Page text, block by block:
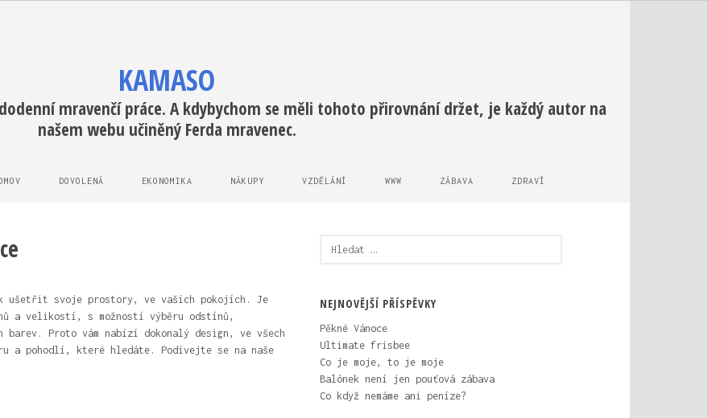
KAMASO
mravenčí práce. A kdybychom se měli tohoto přirovnání držet, je každý autor na
našem webu učiněný Ferda mravenec.
DOVOLENÁ EKONOMIKA NÁKUPY VZDĚLÁNÍ WWW ZÁBAVA ZDRAVÍ
ušetřit svoje prostory, ve vašich pokojích. Je
a velikostí, s možností výběru odstínů,
Proto vám nabízí dokonalý design, ve všech
a pohodlí, které hledáte. Podívejte se na naše
Vyhledávání
NEJNOVĚJŠÍ PŘÍSPĚVKY
Pěkné Vánoce
Ultimate frisbee
Co je moje, to je moje
Balónek není jen pouťová zábava
Co když nemáme ani peníze?